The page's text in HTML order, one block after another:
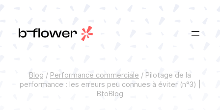
contenu
Blog / Performance commerciale / Pilotage de la
performance : les erreurs peu connues à éviter (n°3) |
BtoBlog